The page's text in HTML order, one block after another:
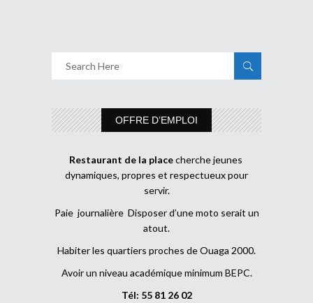
OFFRE D’EMPLOI
Restaurant de la placecherche jeunes
dynamiques, propres et respectueux pour
servir.
Paie journalière Disposer d’une moto serait un
atout.
Habiter les quartiers proches de Ouaga 2000.
Avoir un niveau académique minimum BEPC.
Tél: 55 81 26 02